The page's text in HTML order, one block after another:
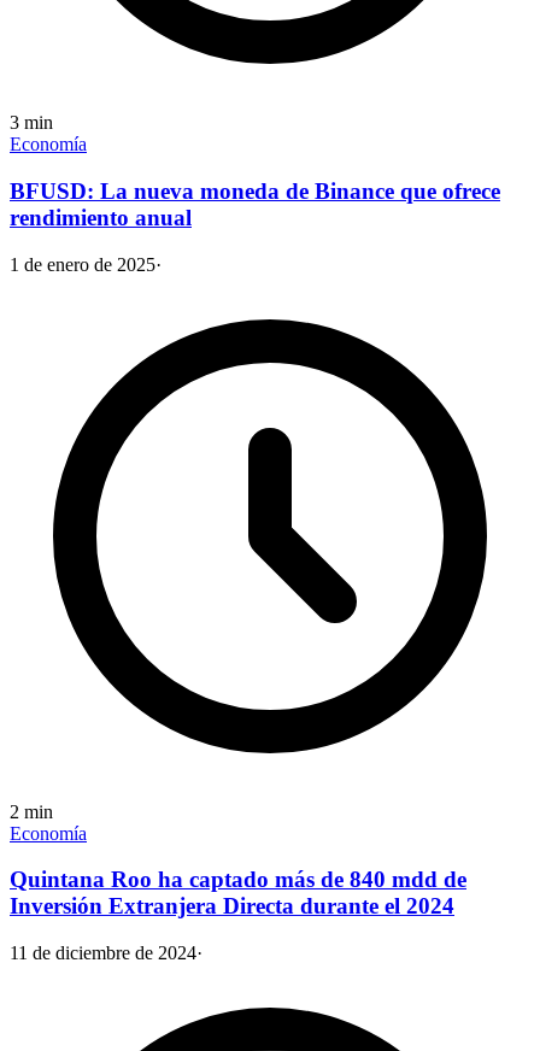
3 min
Economía
BFUSD: La nueva moneda de Binance que ofrece
rendimiento anual
1 de enero de 2025·
2 min
Economía
Quintana Roo ha captado más de 840 mdd de
Inversión Extranjera Directa durante el 2024
11 de diciembre de 2024·